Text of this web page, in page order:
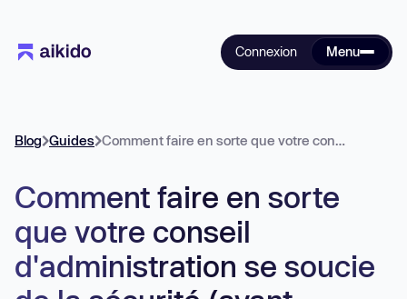
Connexion Menu
Blog Guides Comment faire en sorte que votre conseil d'administration se soucie de la sécurité (avant qu'une violation ne force la main)
Comment faire en sorte
que votre conseil
d'administration se soucie